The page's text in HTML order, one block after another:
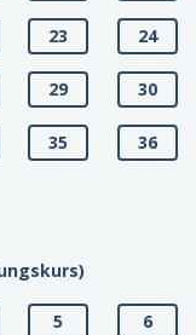
23 24
29 30
35 36
5 6